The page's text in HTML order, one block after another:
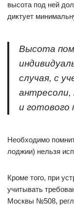
высота под ней
диктует
Высота
случая, с
и готового
Необходимо
лоджии) нельзя
Кроме того, при
учитывать
Москвы №508,